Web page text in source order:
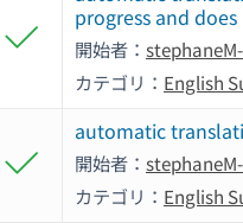
progress and
開始者：
カテゴリ： English
automatic
開始者：
カテゴリ： English